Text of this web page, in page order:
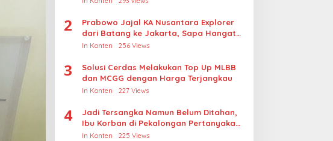
2
Prabowo Jajal KA Nusantara Explorer
dari Batang ke Jakarta, Sapa Hangat
Warga
In Konten 256 Views
3
Solusi Cerdas Melakukan Top Up MLBB
dan MCGG dengan Harga Terjangkau
In Konten 227 Views
4
Jadi Tersangka Namun Belum Ditahan,
Ibu Korban di Pekalongan Pertanyakan
Keseriusan Polisi Tangani Kasus
In Konten 225 Views